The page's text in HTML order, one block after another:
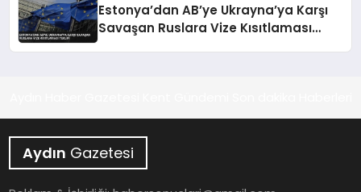
Estonya’dan AB’ye Ukrayna’ya Karşı
Savaşan Ruslara Vize Kısıtlaması
Aydın Gazetesi